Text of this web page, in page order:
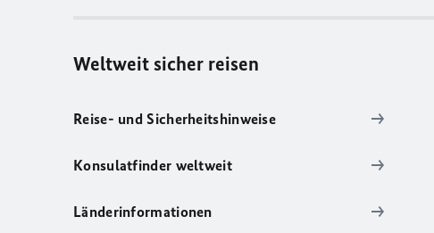
Weltweit sicher reisen
Reise- und Sicherheitshinweise
Konsulatfinder weltweit
Länderinformationen